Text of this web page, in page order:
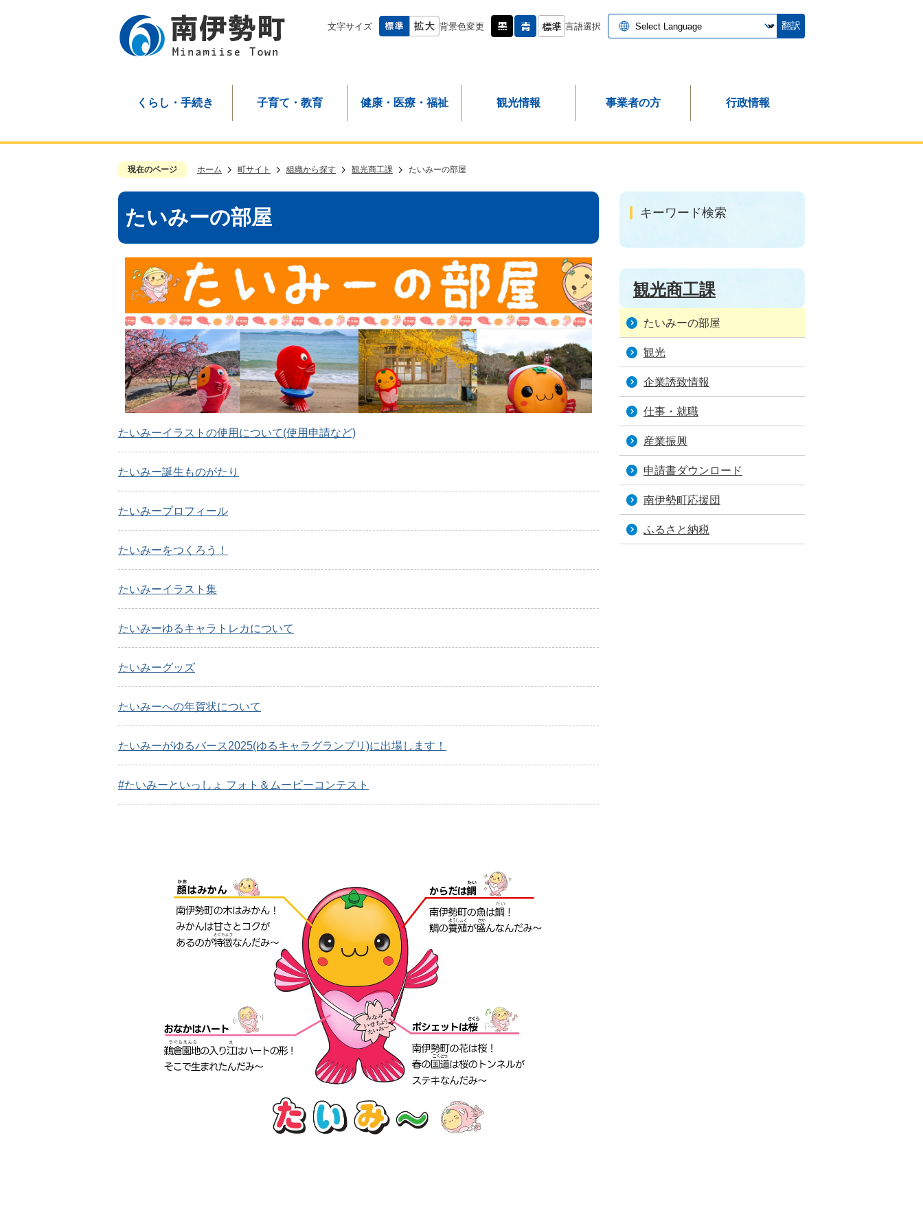
文字サイズ 背景色変更 言語選択 翻訳
くらし・手続き 子育て・教育 健康・医療・福祉 観光情報 事業者の方 行政情報
現在のページ ホーム 町サイト 組織から探す 観光商工課 たいみーの部屋
たいみーの部屋
たいみーイラストの使用について(使用申請など)
たいみー誕生ものがたり
たいみープロフィール
たいみーをつくろう！
たいみーイラスト集
たいみーゆるキャラトレカについて
たいみーグッズ
たいみーへの年賀状について
たいみーがゆるバース2025(ゆるキャラグランプリ)に出場します！
#たいみーといっしょ フォト＆ムービーコンテスト
キーワード検索
観光商工課
たいみーの部屋
観光
企業誘致情報
仕事・就職
産業振興
申請書ダウンロード
南伊勢町応援団
ふるさと納税